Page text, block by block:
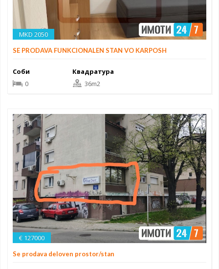
MKD 2050
SE PRODAVA FUNKCIONALEN STAN VO KARPOSH
Соби
0
Квадратура
36m2
€ 127000
Se prodava deloven prostor/stan